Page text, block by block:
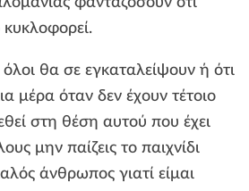
κυκλοφορεί.
όλοι θα σε εγκαταλείψουν ή ότι
μέρα όταν δεν έχουν τέτοιο
στη θέση αυτού που έχει
μην παίζεις το παιχνίδι
άνθρωπος γιατί είμαι